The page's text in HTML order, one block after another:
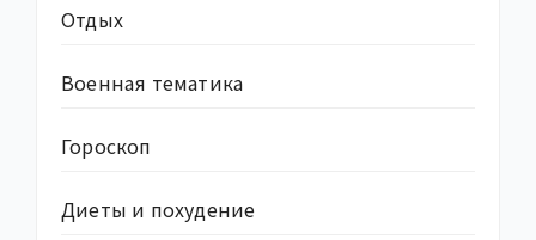
Отдых
Военная тематика
Гороскоп
Диеты и похудение